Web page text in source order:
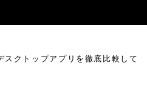
スクトップアプリを徹底比較して